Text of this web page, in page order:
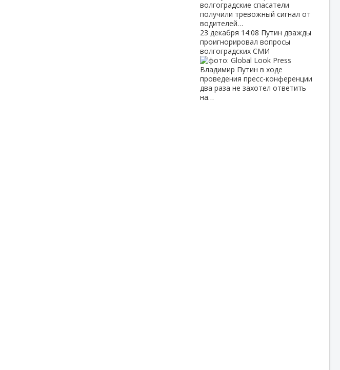
волгоградские спасатели
получили тревожный сигнал от
водителей…
23 декабря 14:08 Путин дважды
проигнорировал вопросы
волгоградских СМИ
Владимир Путин в ходе
проведения пресс-конференции
два раза не захотел ответить
на…